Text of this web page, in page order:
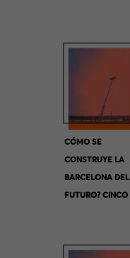
CÓMO SE
CONSTRUYE LA
BARCELONA DEL
FUTURO? CINCO